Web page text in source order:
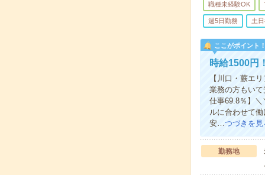
職種未経験OK
週5日勤務 土
ここがポイント
時給1500円
【川口・蕨エ
業務の方もい
仕事69.8％】
ルに合わせて
安…つづきを見
勤務地